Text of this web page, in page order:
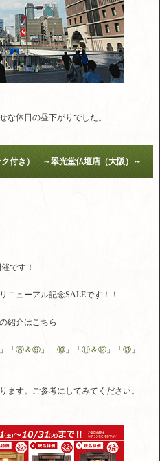
な休日の昼下がりでした。
付き） ～翠光堂仏壇店（大阪）～
です！
ニューアル記念SALEです！！
紹介はこちら
」「 ⑧＆⑨ 」「 ⑩ 」「 ⑪＆⑫ 」「 ⑬ 」
ます。ご参考にしてみてください。